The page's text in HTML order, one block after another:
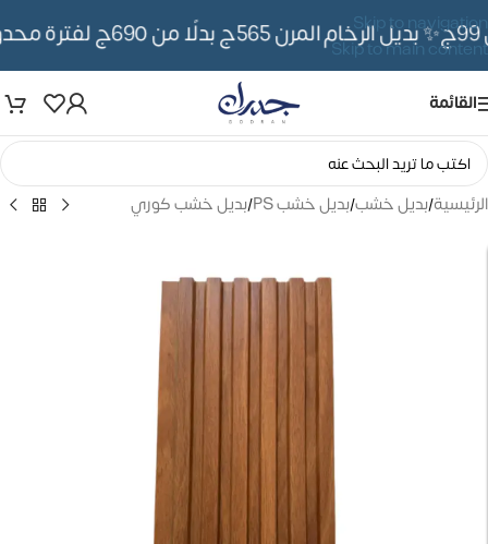
Skip to navigation
Skip to main content
✨ بديل الرخام المرن 565ج بدلًا من 690ج لفترة محدوده
القائمة
الرئيسية/بديل خشب/بديل خشب PS /بديل خشب كوري